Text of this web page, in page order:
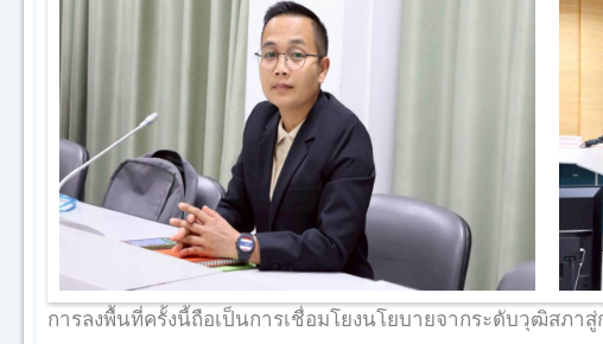
การลงพื้นที่ครั้งนี้ถือเป็นการเชื่อมโยงนโยบายจากระดับวุฒิสภ